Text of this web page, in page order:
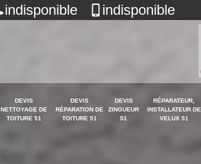
indisponible indisponible
DEVIS
NETTOYAGE DE
TOITURE 51
DEVIS
RÉPARATION DE
TOITURE 51
DEVIS
ZINGUEUR
51
RÉPARATEUR,
INSTALLATEUR DE
VELUX 51